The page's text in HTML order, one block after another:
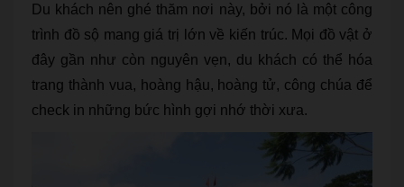
Du khách nên ghé thăm nơi này, bởi nó là một công
trình đồ sộ mang giá trị lớn về kiến trúc. Mọi đồ vật ở
đây gần như còn nguyên vẹn, du khách có thể hóa
trang thành vua, hoàng hậu, hoàng tử, công chúa để
check in những bức hình gợi nhớ thời xưa.